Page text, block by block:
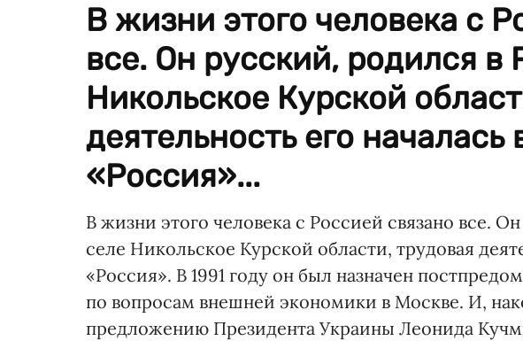
В жизни этого человека с
все. Он русский, родился в
Никольское Курской
деятельность его началась
«Россия»...
В жизни этого человека с Россией связано все.
селе Никольское Курской области, трудовая
«Россия». В 1991 году он был назначен
по вопросам внешней экономики в Москве. И,
предложению Президента Украины Леонида